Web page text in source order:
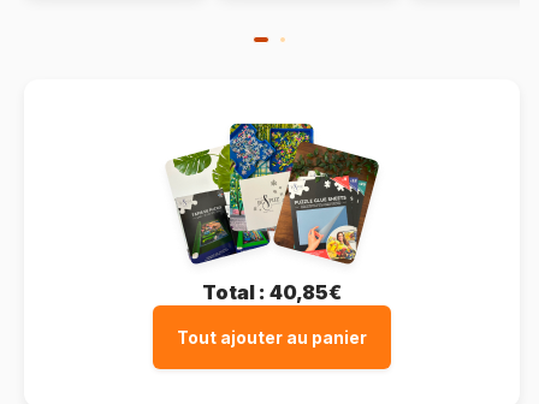
Total : 40,85€
Tout ajouter au panier